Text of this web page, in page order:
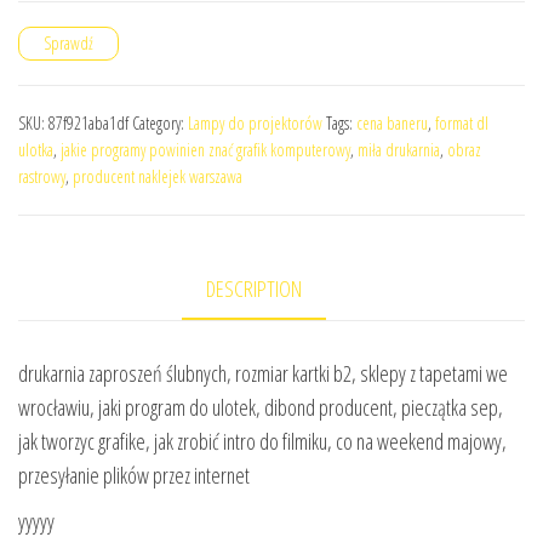
Sprawdź
SKU: 87f921aba1df Category: Lampy do projektorówTags: cena baneru, format dl
ulotka, jakie programy powinien znać grafik komputerowy, miła drukarnia, obraz
rastrowy, producent naklejek warszawa
DESCRIPTION
drukarnia zaproszeń ślubnych, rozmiar kartki b2, sklepy z tapetami we
wrocławiu, jaki program do ulotek, dibond producent, pieczątka sep,
jak tworzyc grafike, jak zrobić intro do filmiku, co na weekend majowy,
przesyłanie plików przez internet
yyyyy